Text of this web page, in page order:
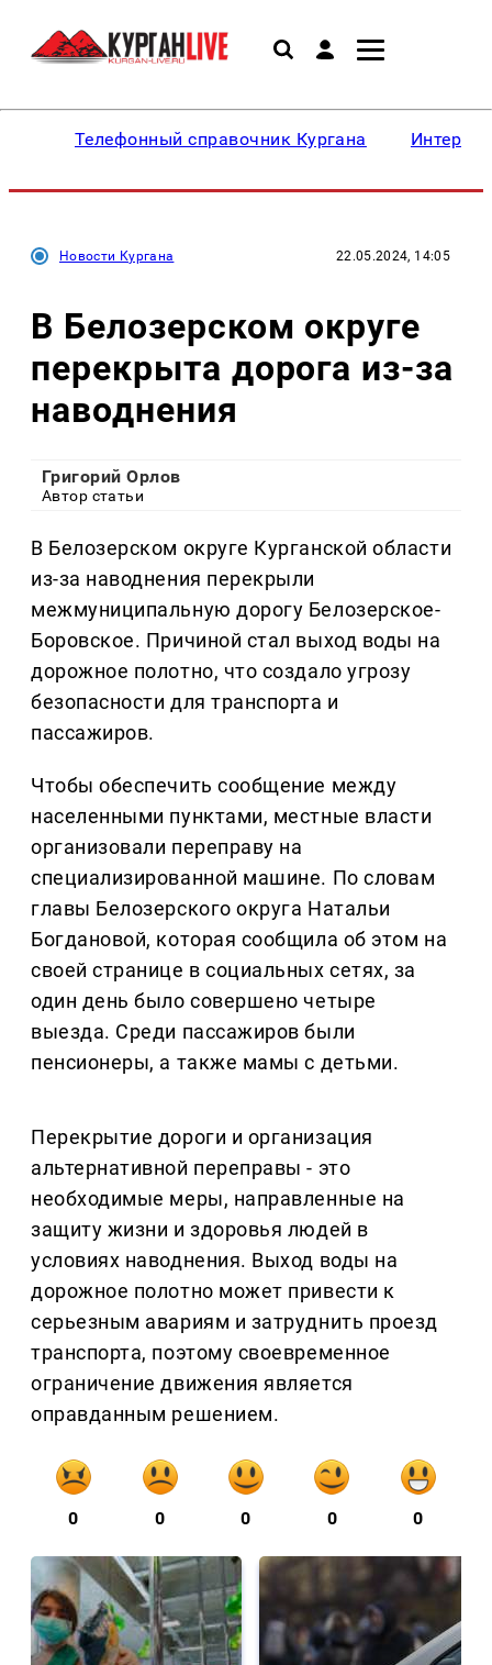
Телефонный справочник Кургана
Новости Кургана 22.05.2024, 14:05
В Белозерском округе
перекрыта дорога из-за
наводнения
Григорий Орлов
Автор статьи
В Белозерском округе Курганской области
из-за наводнения перекрыли
межмуниципальную дорогу Белозерское-
Боровское. Причиной стал выход воды на
дорожное полотно, что создало угрозу
безопасности для транспорта и
пассажиров.
Чтобы обеспечить сообщение между
населенными пунктами, местные власти
организовали переправу на
специализированной машине. По словам
главы Белозерского округа Натальи
Богдановой, которая сообщила об этом на
своей странице в социальных сетях, за
один день было совершено четыре
выезда. Среди пассажиров были
пенсионеры, а также мамы с детьми.
Перекрытие дороги и организация
альтернативной переправы - это
необходимые меры, направленные на
защиту жизни и здоровья людей в
условиях наводнения. Выход воды на
дорожное полотно может привести к
серьезным авариям и затруднить проезд
транспорта, поэтому своевременное
ограничение движения является
оправданным решением.
0 0 0 0 0